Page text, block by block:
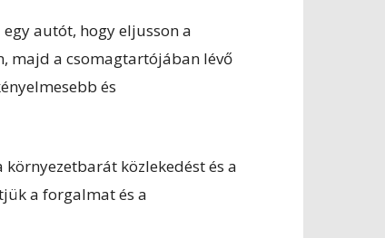
autót, hogy eljusson a
majd a csomagtartójában lévő
és
közlekedést és a
a forgalmat és a